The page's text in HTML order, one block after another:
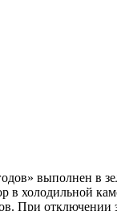
выполнен в
в холодильной
При отключении